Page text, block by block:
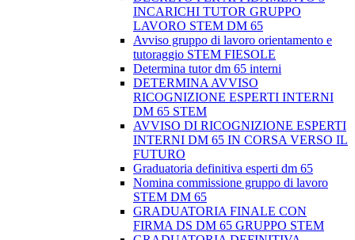
INCARICHI TUTOR GRUPPO
LAVORO STEM DM 65
Avviso gruppo di lavoro orientamento e
tutoraggio STEM FIESOLE
Determina tutor dm 65 interni
DETERMINA AVVISO
RICOGNIZIONE ESPERTI INTERNI
DM 65 STEM
AVVISO DI RICOGNIZIONE ESPERTI
INTERNI DM 65 IN CORSA VERSO IL
FUTURO
Graduatoria definitiva esperti dm 65
Nomina commissione gruppo di lavoro
STEM DM 65
GRADUATORIA FINALE CON
FIRMA DS DM 65 GRUPPO STEM